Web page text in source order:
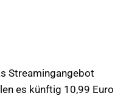
Streamingangebot
es künftig 10,99 Euro